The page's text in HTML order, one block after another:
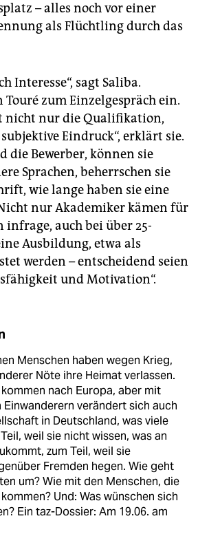
– alles noch vor einer
als Flüchtling durch das
Interesse“, sagt Saliba.
zum Einzelgespräch ein.
nicht nur die Qualifikation,
Eindruck“, erklärt sie.
die Bewerber, können sie
Sprachen, beherrschen sie
wie lange haben sie eine
nur Akademiker kämen für
auch bei über 25-
Ausbildung, etwa als
werden – entscheidend seien
und Motivation“.
Menschen haben wegen Krieg,
Nöte ihre Heimat verlassen.
nach Europa, aber mit
Einwanderern verändert sich auch
in Deutschland, was viele
weil sie nicht wissen, was an
zum Teil, weil sie
Fremden hegen. Wie geht
um? Wie mit den Menschen, die
Und: Was wünschen sich
Ein taz-Dossier: Am 19.06. am